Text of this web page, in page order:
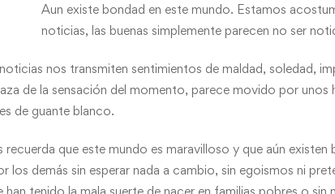
Aun existe bondad en este mundo. Estamos
noticias, las buenas simplemente parecen no ser
nos transmiten sentimientos de maldad, soledad,
de la sensación del momento, parece movido por
de guante blanco.
que este mundo es maravilloso y que aún existen
los demás sin esperar nada a cambio, sin egoismos ni